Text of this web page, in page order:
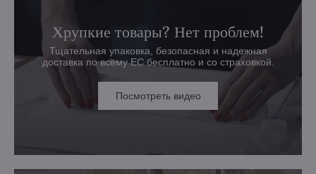
Хрупкие товары? Нет проблем!
Тщательная упаковка, безопасная и надежная
доставка по всему ЕС бесплатно и со страховкой.
Посмотреть видео